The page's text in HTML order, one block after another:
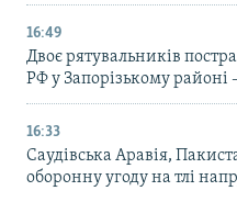
16:49
Двоє рятувальників
РФ у Запорізькому районі
16:33
Саудівська Аравія,
оборонну угоду на тлі